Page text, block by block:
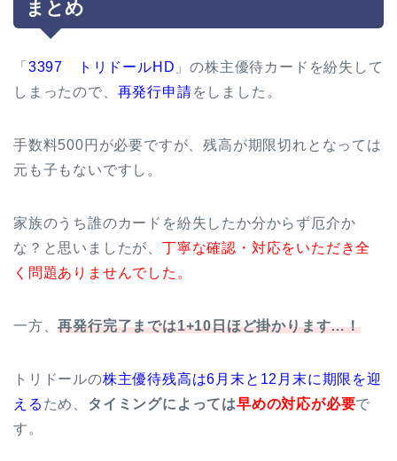
まとめ
「 3397 トリドールHD 」の株主優待カードを紛失して
しまったので、 再発行申請をしました。
手数料500円が必要ですが、残高が期限切れとなっては
元も子もないですし。
家族のうち誰のカードを紛失したか分からず厄介か
な？と思いましたが、 丁寧な確認・対応をいただき全
く問題ありませんでした。
一方、再発行完了までは1+10日ほど掛かります…！
トリドールの株主優待残高は6月末と12月末に期限を迎
える ため、 タイミングによっては早めの対応が必要で
す。